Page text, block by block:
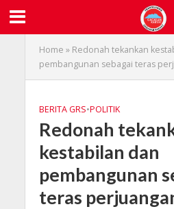
Home » Redonah tekankan
pembangunan sebagai teras
BERITA GRS•POLITIK
Redonah
kestabilan dan
pembangunan
teras